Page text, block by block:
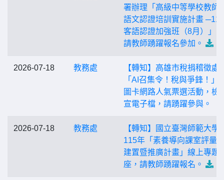
署辦理「高級中等學校教師
語文認證培訓實施計畫
客語認證加強班（8月）」1
請教師踴躍報名參加。
2026-07-18 教務處
【轉知】高雄市稅捐稽徵處
「AI召集令！稅與爭鋒！」
圖卡網路人氣票選活動，檢
宣電子檔，請踴躍參與。
2026-07-18 教務處
【轉知】國立臺灣師範大學
115年「素養導向課室評量
建置暨推廣計畫」線上專題
座，請教師踴躍報名。